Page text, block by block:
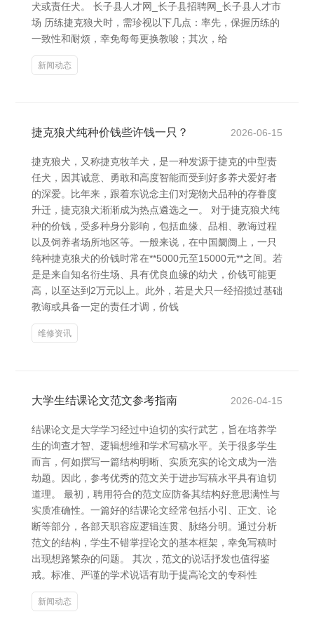
犬或责任犬。 长子县人才网_长子县招聘网_长子县人才市
场 历练捷克狼犬时，需珍视以下几点：率先，保握历练的
一致性和耐烦，幸免每每更换教唆；其次，给
新闻动态
捷克狼犬纯种价钱些许钱一只？ 2026-06-15
捷克狼犬，又称捷克牧羊犬，是一种发源于捷克的中型责
任犬，因其诚意、勇敢和高度智能而受到好多养犬爱好者
的深爱。比年来，跟着东说念主们对宠物犬品种的存眷度
升迁，捷克狼犬渐渐成为热点遴选之一。 对于捷克狼犬纯
种的价钱，受多种身分影响，包括血缘、品相、教诲过程
以及饲养者场所地区等。一般来说，在中国阛阓上，一只
纯种捷克狼犬的价钱时常在**5000元至15000元**之间。若
是是来自知名衍生场、具有优良血缘的幼犬，价钱可能更
高，以至达到2万元以上。此外，若是犬只一经招揽过基础
教诲或具备一定的责任才调，价钱
维修资讯
大学生结课论文范文参考指南 2026-04-15
结课论文是大学学习经过中迫切的实行武艺，旨在培养学
生的询查才智、逻辑想维和学术写稿水平。关于很多学生
而言，何如撰写一篇结构明晰、实质充实的论文成为一浩
劫题。因此，参考优秀的范文关于进步写稿水平具有迫切
道理。 最初，聘用符合的范文应防备其结构好意思满性与
实质准确性。一篇好的结课论文经常包括小引、正文、论
断等部分，各部天职容应逻辑连贯、脉络分明。通过分析
范文的结构，学生不错掌捏论文的基本框架，幸免写稿时
出现想路繁杂的问题。 其次，范文的说话抒发也值得鉴
戒。标准、严谨的学术说话有助于提高论文的专科性
新闻动态